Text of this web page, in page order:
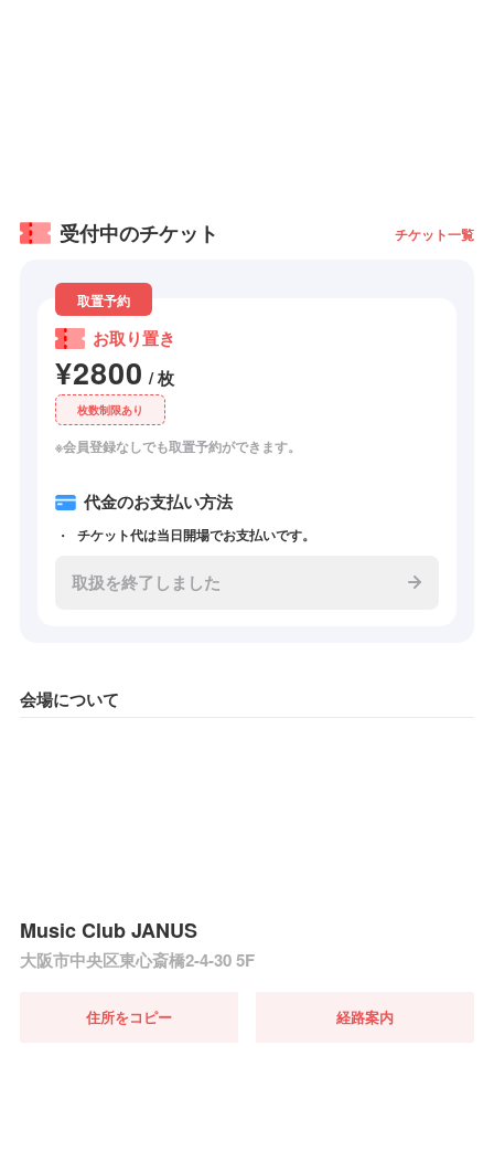
受付中のチケット チケット一覧
取置予約
お取り置き
¥2800 / 枚
枚数制限あり
※会員登録なしでも取置予約ができます。
代金のお支払い方法
チケット代は当日開場でお支払いです。
取扱を終了しました
会場について
Music Club JANUS
大阪市中央区東心斎橋2-4-30 5F
住所をコピー 経路案内